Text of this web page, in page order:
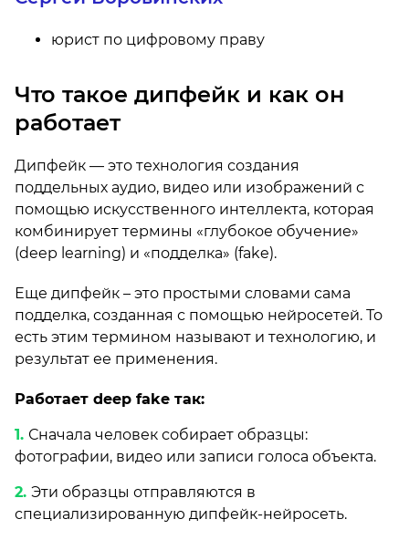
юрист по цифровому праву
Что такое дипфейк и как он
работает
Дипфейк — это технология создания
поддельных аудио, видео или изображений с
помощью искусственного интеллекта, которая
комбинирует термины «глубокое обучение»
(deep learning) и «подделка» (fake).
Еще дипфейк – это простыми словами сама
подделка, созданная с помощью нейросетей. То
есть этим термином называют и технологию, и
результат ее применения.
Работает deep fake так:
Сначала человек собирает образцы:
фотографии, видео или записи голоса объекта.
Эти образцы отправляются в
специализированную дипфейк-нейросеть.